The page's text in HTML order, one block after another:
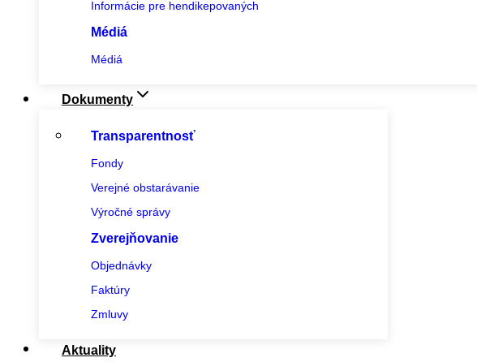
Informácie pre hendikepovaných
Médiá
Médiá
Dokumenty
Transparentnosť
Fondy
Verejné obstarávanie
Výročné správy
Zverejňovanie
Objednávky
Faktúry
Zmluvy
Aktuality